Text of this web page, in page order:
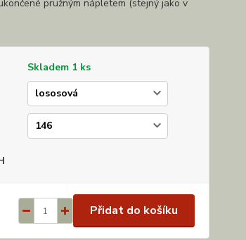
pružným nápletem (stejný jako v
Skladem 1 ks
Přidat do košíku